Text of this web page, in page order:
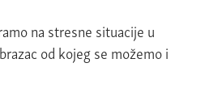
na stresne situacije u
od kojeg se možemo i